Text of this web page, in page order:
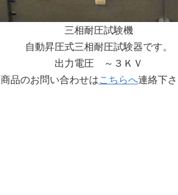
三相耐圧試験機
自動昇圧式三相耐圧試験器です。
出力電圧 ～３ＫＶ
商品のお問い合わせはこちらへ連絡下さ